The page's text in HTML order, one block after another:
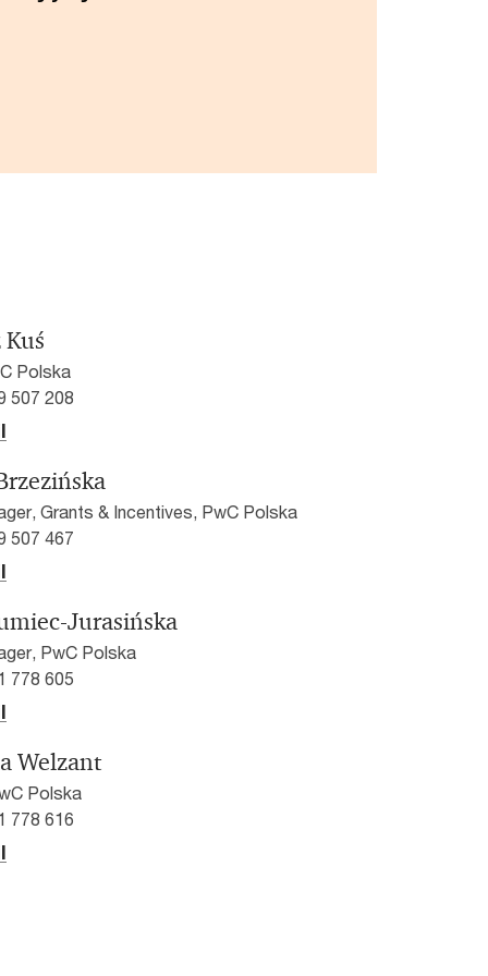
Polska
507 208
Grants & Incentives, PwC Polska
507 467
Jurasińska
PwC Polska
778 605
Welzant
Polska
778 616